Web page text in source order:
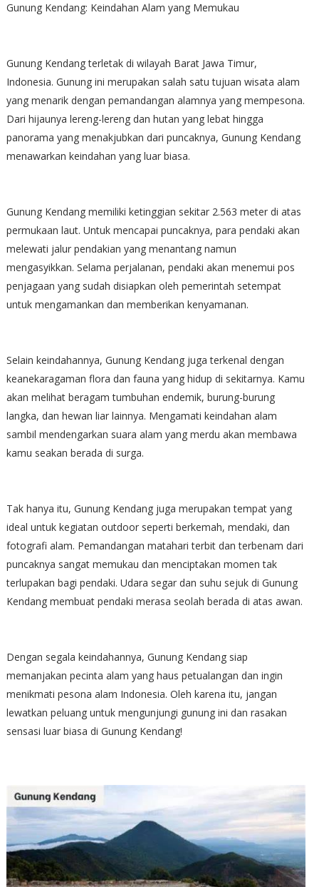
Gunung Kendang: Keindahan Alam yang Memukau
Gunung Kendang terletak di wilayah Barat Jawa Timur,
Indonesia. Gunung ini merupakan salah satu tujuan wisata alam
yang menarik dengan pemandangan alamnya yang mempesona.
Dari hijaunya lereng-lereng dan hutan yang lebat hingga
panorama yang menakjubkan dari puncaknya, Gunung Kendang
menawarkan keindahan yang luar biasa.
Gunung Kendang memiliki ketinggian sekitar 2.563 meter di atas
permukaan laut. Untuk mencapai puncaknya, para pendaki akan
melewati jalur pendakian yang menantang namun
mengasyikkan. Selama perjalanan, pendaki akan menemui pos
penjagaan yang sudah disiapkan oleh pemerintah setempat
untuk mengamankan dan memberikan kenyamanan.
Selain keindahannya, Gunung Kendang juga terkenal dengan
keanekaragaman flora dan fauna yang hidup di sekitarnya. Kamu
akan melihat beragam tumbuhan endemik, burung-burung
langka, dan hewan liar lainnya. Mengamati keindahan alam
sambil mendengarkan suara alam yang merdu akan membawa
kamu seakan berada di surga.
Tak hanya itu, Gunung Kendang juga merupakan tempat yang
ideal untuk kegiatan outdoor seperti berkemah, mendaki, dan
fotografi alam. Pemandangan matahari terbit dan terbenam dari
puncaknya sangat memukau dan menciptakan momen tak
terlupakan bagi pendaki. Udara segar dan suhu sejuk di Gunung
Kendang membuat pendaki merasa seolah berada di atas awan.
Dengan segala keindahannya, Gunung Kendang siap
memanjakan pecinta alam yang haus petualangan dan ingin
menikmati pesona alam Indonesia. Oleh karena itu, jangan
lewatkan peluang untuk mengunjungi gunung ini dan rasakan
sensasi luar biasa di Gunung Kendang!